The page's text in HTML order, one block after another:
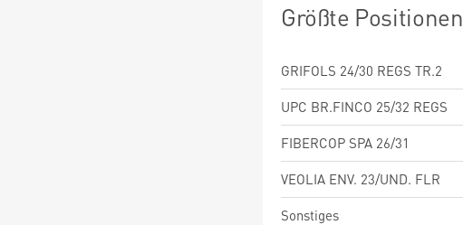
Größte Positionen
GRIFOLS 24/30 REGS TR.2
UPC BR.FINCO 25/32 REGS
FIBERCOP SPA 26/31
VEOLIA ENV. 23/UND. FLR
Sonstiges